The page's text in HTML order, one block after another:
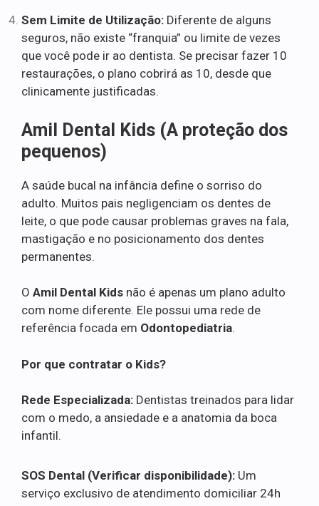
Sem Limite de Utilização: Diferente de alguns
seguros, não existe “franquia” ou limite de vezes
que você pode ir ao dentista. Se precisar fazer 10
restaurações, o plano cobrirá as 10, desde que
clinicamente justificadas.
Amil Dental Kids (A proteção dos
pequenos)
A saúde bucal na infância define o sorriso do
adulto. Muitos pais negligenciam os dentes de
leite, o que pode causar problemas graves na fala,
mastigação e no posicionamento dos dentes
permanentes.
O Amil Dental Kids não é apenas um plano adulto
com nome diferente. Ele possui uma rede de
referência focada em Odontopediatria.
Por que contratar o Kids?
Rede Especializada: Dentistas treinados para lidar
com o medo, a ansiedade e a anatomia da boca
infantil.
SOS Dental (Verificar disponibilidade): Um
serviço exclusivo de atendimento domiciliar 24h